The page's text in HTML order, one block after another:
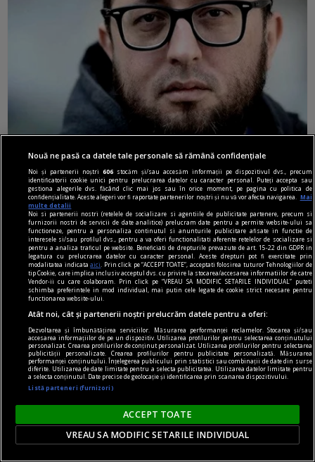
De ce n-avea Navalnîi șapcă?
Dar trebuie să îi dăm societății ruse credit că
măcar a încercat. Sacrificiul lui Navalnîi e dovada.
Teodor TIŢĂ
la răscruce de gînduri
Succesiunea
Nouă ne pasă ca datele tale personale să rămână confidențiale
Noi și partenerii noștri606 stocăm și/sau accesăm informații pe dispozitivul dvs., precum
identificatorii cookie unici pentru prelucrarea datelor cu caracter personal. Puteți accepta sau
gestiona alegerile dvs. făcând clic mai jos sau în orice moment, pe pagina cu politica de
confidențialitate. Aceste alegeri vor fi raportate partenerilor noștri și nu vă vor afecta navigarea.
Mai
multe detalii
Noi si partenerii nostri (retelele de socializare si agentiile de publicitate partenere, precum si
furnizorii nostri de servicii de date analitice) prelucram date pentru a permite website-ului sa
functioneze, pentru a personaliza continutul si anunturile publicitare afisate in functie de
interesele si/sau profilul dvs., pentru a va oferi functionalitati aferente retelelor de socializare si
pentru a analiza traficul pe website. Beneficiati de drepturile prevazute de art. 15-22 din GDPR in
legatura cu prelucrarea datelor cu caracter personal. Aceste drepturi pot fi exercitate prin
modalitatea indicataaici
. Prin click pe “ACCEPT TOATE”, acceptati folosirea tuturor Tehnologiilor de
tip Cookie, care implica inclusiv acceptul dvs. cu privire la stocarea/accesarea informatiilor de catre
Vendor-ii cu care colaboram. Prin click pe “VREAU SA MODIFIC SETARILE INDIVIDUAL” puteti
schimba preferintele in mod individual, mai putin cele legate de cookie strict necesare pentru
functionarea website-ului.
Atât noi, cât și partenerii noștri prelucrăm datele pentru a oferi:
Dezvoltarea și îmbunătățirea serviciilor. Măsurarea performanței reclamelor. Stocarea și/sau
accesarea informațiilor de pe un dispozitiv. Utilizarea profilurilor pentru selectarea conținutului
personalizat. Crearea profilurilor de conținut personalizat. Utilizarea profilurilor pentru selectarea
publicității personalizate. Crearea profilurilor pentru publicitate personalizată. Măsurarea
performanței conținutului. Înțelegerea publicului prin statistici sau combinații de date din surse
diferite. Utilizarea de date limitate pentru a selecta publicitatea. Utilizarea datelor limitate pentru
a selecta conținutul. Date precise de geolocație și identificarea prin scanarea dispozitivului.
Listă parteneri (furnizori)
ACCEPT TOATE
VREAU SA MODIFIC SETARILE INDIVIDUAL